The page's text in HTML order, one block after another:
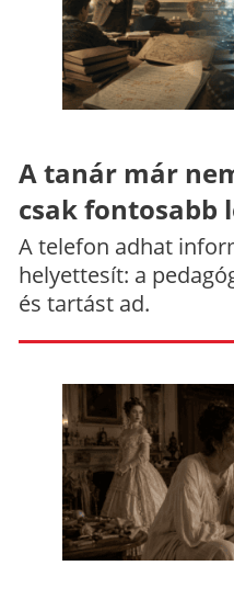
A tanár már
csak fontosabb
A telefon adhat
helyettesít: a
és tartást ad.